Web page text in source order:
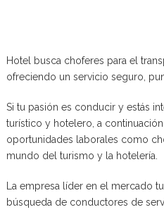
Hotel busca choferes para el
ofreciendo un servicio seguro,
Si tu pasión es conducir y estás
turístico y hotelero, a
oportunidades laborales como
mundo del turismo y la hotelería.
La empresa líder en el mercado
búsqueda de conductores de